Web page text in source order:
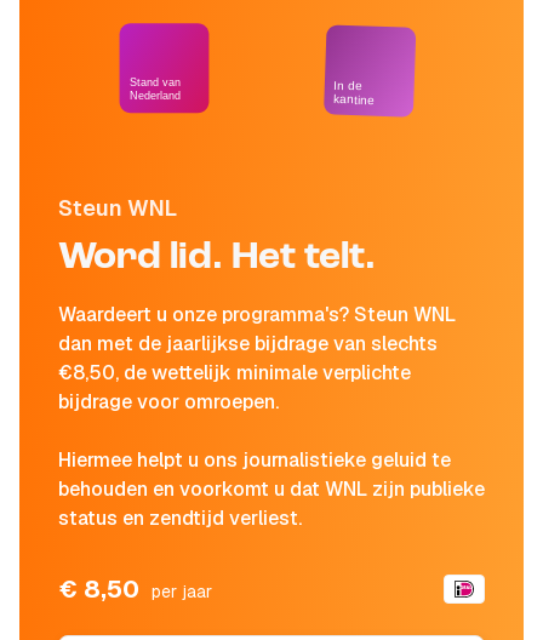
Steun WNL
Word lid. Het telt.
Waardeert u onze programma's? Steun WNL
dan met de jaarlijkse bijdrage van slechts
€8,50, de wettelijk minimale verplichte
bijdrage voor omroepen.
Hiermee helpt u ons journalistieke geluid te
behouden en voorkomt u dat WNL zijn publieke
status en zendtijd verliest.
€ 8,50 per jaar
Stand van
Nederland
In de
kantine